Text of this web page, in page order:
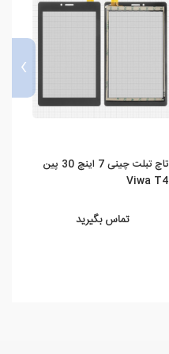
تاچ تبلت چینی 7 اینچ 30 پین
Viwa T4
تماس بگیرید
›